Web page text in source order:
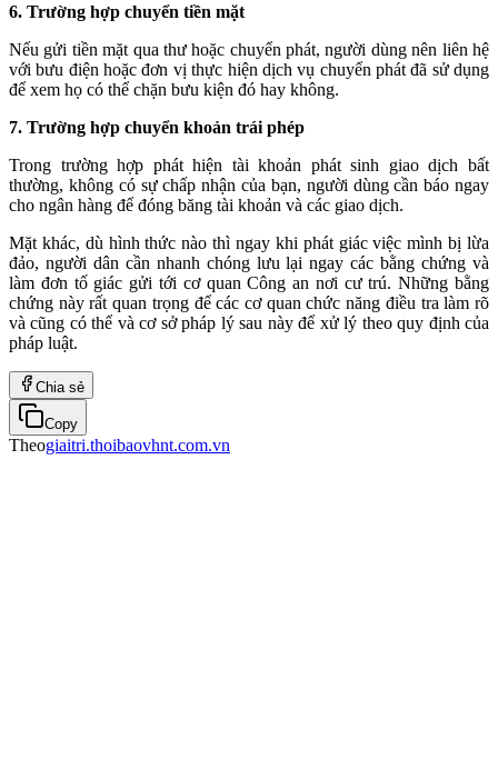
6. Trường hợp chuyển tiền mặt
Nếu gửi tiền mặt qua thư hoặc chuyển phát, người dùng nên liên hệ
với bưu điện hoặc đơn vị thực hiện dịch vụ chuyển phát đã sử dụng
để xem họ có thể chặn bưu kiện đó hay không.
7. Trường hợp chuyển khoản trái phép
Trong trường hợp phát hiện tài khoản phát sinh giao dịch bất
thường, không có sự chấp nhận của bạn, người dùng cần báo ngay
cho ngân hàng để đóng băng tài khoản và các giao dịch.
Mặt khác, dù hình thức nào thì ngay khi phát giác việc mình bị lừa
đảo, người dân cần nhanh chóng lưu lại ngay các bằng chứng và
làm đơn tố giác gửi tới cơ quan Công an nơi cư trú. Những bằng
chứng này rất quan trọng để các cơ quan chức năng điều tra làm rõ
và cũng có thể và cơ sở pháp lý sau này để xử lý theo quy định của
pháp luật.
Chia sẻ
Copy
Theogiaitri.thoibaovhnt.com.vn